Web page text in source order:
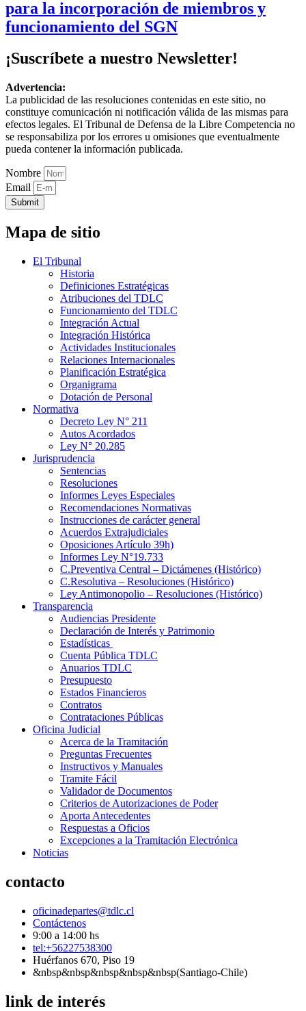
para la incorporación de miembros y
funcionamiento del SGN
¡Suscríbete a nuestro Newsletter!
Advertencia:
La publicidad de las resoluciones contenidas en este sitio, no
constituye comunicación ni notificación válida de las mismas para
efectos legales. El Tribunal de Defensa de la Libre Competencia no
se responsabiliza por los errores u omisiones que eventualmente
pueda contener la información publicada.
Nombre
Email
Submit
Mapa de sitio
El Tribunal
Historia
Definiciones Estratégicas
Atribuciones del TDLC
Funcionamiento del TDLC
Integración Actual
Integración Histórica
Actividades Institucionales
Relaciones Internacionales
Planificación Estratégica
Organigrama
Dotación de Personal
Normativa
Decreto Ley N° 211
Autos Acordados
Ley N° 20.285
Jurisprudencia
Sentencias
Resoluciones
Informes Leyes Especiales
Recomendaciones Normativas
Instrucciones de carácter general
Acuerdos Extrajudiciales
Oposiciones Artículo 39h)
Informes Ley N°19.733
C.Preventiva Central – Dictámenes (Histórico)
C.Resolutiva – Resoluciones (Histórico)
Ley Antimonopolio – Resoluciones (Histórico)
Transparencia
Audiencias Presidente
Declaración de Interés y Patrimonio
Estadísticas
Cuenta Pública TDLC
Anuarios TDLC
Presupuesto
Estados Financieros
Contratos
Contrataciones Públicas
Oficina Judicial
Acerca de la Tramitación
Preguntas Frecuentes
Instructivos y Manuales
Tramite Fácil
Validador de Documentos
Criterios de Autorizaciones de Poder
Aporta Antecedentes
Respuestas a Oficios
Excepciones a la Tramitación Electrónica
Noticias
contacto
oficinadepartes@tdlc.cl
Contáctenos
9:00 a 14:00 hs
tel:+56227538300
Huérfanos 670, Piso 19
&nbsp&nbsp&nbsp&nbsp&nbsp(Santiago-Chile)
link de interés